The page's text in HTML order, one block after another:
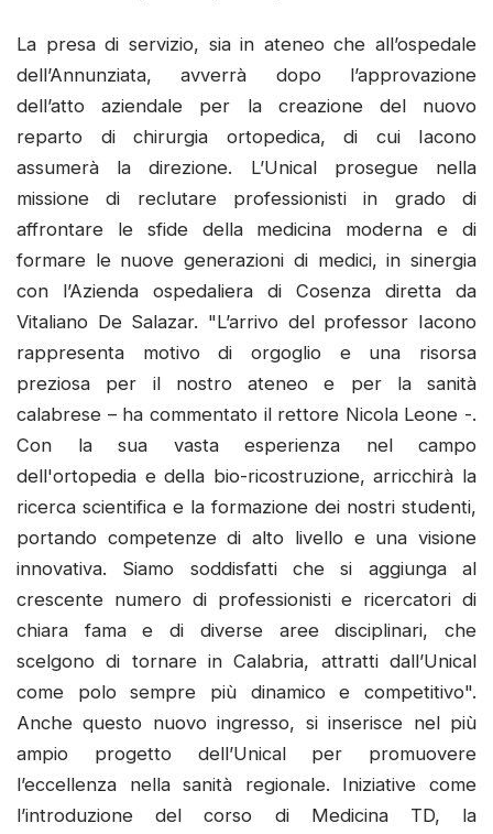
La presa di servizio, sia in ateneo che all’ospedale
dell’Annunziata, avverrà dopo l’approvazione
dell’atto aziendale per la creazione del nuovo
reparto di chirurgia ortopedica, di cui Iacono
assumerà la direzione. L’Unical prosegue nella
missione di reclutare professionisti in grado di
affrontare le sfide della medicina moderna e di
formare le nuove generazioni di medici, in sinergia
con l’Azienda ospedaliera di Cosenza diretta da
Vitaliano De Salazar. "L’arrivo del professor Iacono
rappresenta motivo di orgoglio e una risorsa
preziosa per il nostro ateneo e per la sanità
calabrese – ha commentato il rettore Nicola Leone -.
Con la sua vasta esperienza nel campo
dell'ortopedia e della bio-ricostruzione, arricchirà la
ricerca scientifica e la formazione dei nostri studenti,
portando competenze di alto livello e una visione
innovativa. Siamo soddisfatti che si aggiunga al
crescente numero di professionisti e ricercatori di
chiara fama e di diverse aree disciplinari, che
scelgono di tornare in Calabria, attratti dall’Unical
come polo sempre più dinamico e competitivo".
Anche questo nuovo ingresso, si inserisce nel più
ampio progetto dell’Unical per promuovere
l’eccellenza nella sanità regionale. Iniziative come
l’introduzione del corso di Medicina TD, la